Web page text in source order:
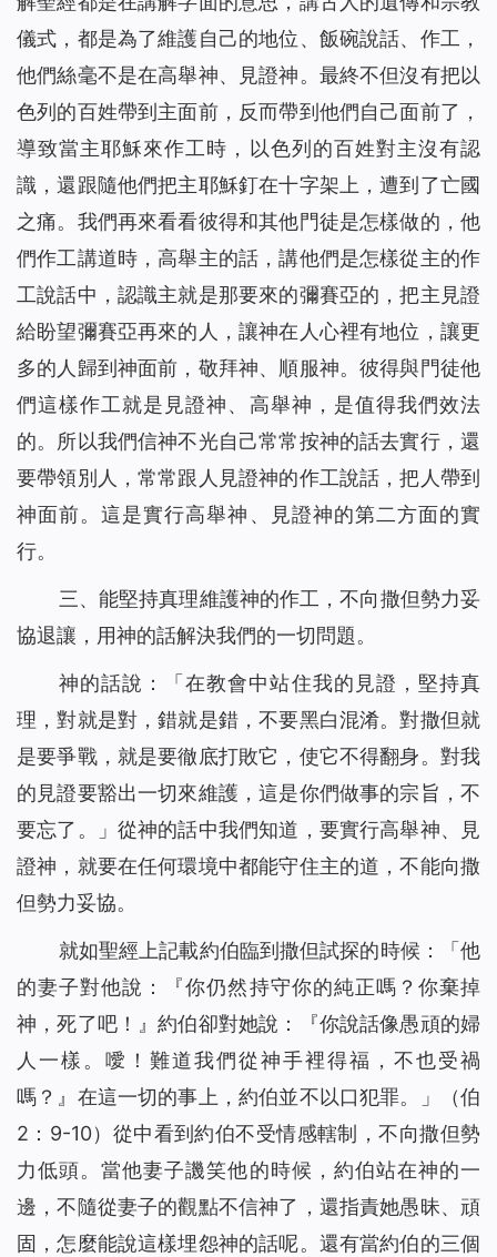
儀式，都是為了維護自己的地位、飯碗說話、作工，
他們絲毫不是在高舉神、見證神。最終不但沒有把以
色列的百姓帶到主面前，反而帶到他們自己面前了，
導致當主耶穌來作工時，以色列的百姓對主沒有認
識，還跟隨他們把主耶穌釘在十字架上，遭到了亡國
之痛。我們再來看看彼得和其他門徒是怎樣做的，他
們作工講道時，高舉主的話，講他們是怎樣從主的作
工說話中，認識主就是那要來的彌賽亞的，把主見證
給盼望彌賽亞再來的人，讓神在人心裡有地位，讓更
多的人歸到神面前，敬拜神、順服神。彼得與門徒他
們這樣作工就是見證神、高舉神，是值得我們效法
的。所以我們信神不光自己常常按神的話去實行，還
要帶領別人，常常跟人見證神的作工說話，把人帶到
神面前。這是實行高舉神、見證神的第二方面的實
行。
三、能堅持真理維護神的作工，不向撒但勢力妥
協退讓，用神的話解決我們的一切問題。
神的話說：「在教會中站住我的見證，堅持真
理，對就是對，錯就是錯，不要黑白混淆。對撒但就
是要爭戰，就是要徹底打敗它，使它不得翻身。對我
的見證要豁出一切來維護，這是你們做事的宗旨，不
要忘了。
」從神的話中我們知道，要實行高舉神、見
證神，就要在任何環境中都能守住主的道，不能向撒
但勢力妥協。
就如聖經上記載約伯臨到撒但試探的時候：「他
的妻子對他說：『你仍然持守你的純正嗎？你棄掉
神，死了吧！』約伯卻對她說：『你說話像愚頑的婦
人一樣。噯！難道我們從神手裡得福，不也受禍
嗎？』在這一切的事上，約伯並不以口犯罪。」（伯
2：9-10）從中看到約伯不受情感轄制，不向撒但勢
力低頭。當他妻子譏笑他的時候，約伯站在神的一
邊，不隨從妻子的觀點不信神了，還指責她愚昧、頑
固，怎麼能說這樣埋怨神的話呢。還有當約伯的三個